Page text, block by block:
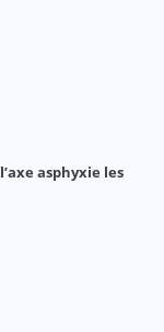
asphyxie les